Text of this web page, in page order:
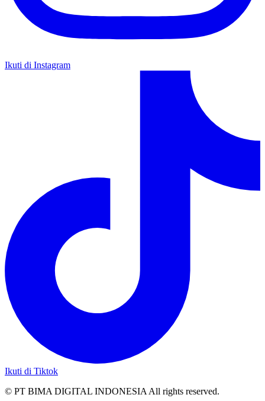
Ikuti di Instagram
Ikuti di Tiktok
© PT BIMA DIGITAL INDONESIA All rights reserved.